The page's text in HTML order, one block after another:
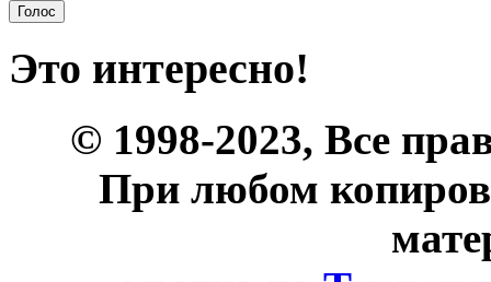
Это интересно!
© 1998-2023, Все
При любом